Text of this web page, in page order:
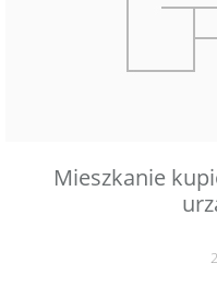
Mieszkanie